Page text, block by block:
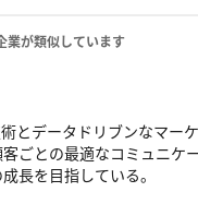
業が類似しています
とデータドリブンなマー
ごとの最適なコミュニケ
長を目指している。